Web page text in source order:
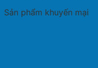
Sản phẩm khuyến mại